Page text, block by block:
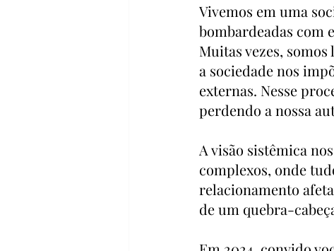
Vivemos em uma
bombardeadas com
Muitas vezes,
a sociedade nos
externas. Nesse
perdendo a nossa
A visão sistêmica
complexos, onde
relacionamento
de um quebra-